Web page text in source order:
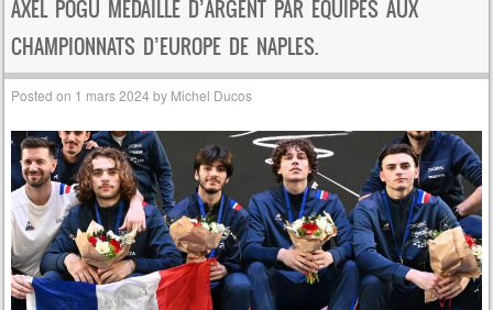
AXEL POGU MÉDAILLÉ D’ARGENT PAR ÉQUIPES AUX
CHAMPIONNATS D’EUROPE DE NAPLES.
Posted on 1 mars 2024 by Michel Ducos